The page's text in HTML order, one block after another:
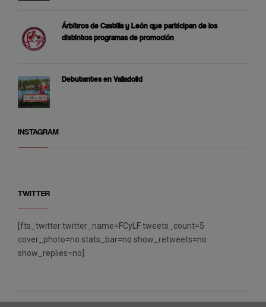
Árbitros de Castilla y León que participan de los
distintos programas de promoción
Debutantes en Valladolid
INSTAGRAM
TWITTER
[fts_twitter twitter_name=FCyLF tweets_count=5
cover_photo=no stats_bar=no show_retweets=no
show_replies=no]